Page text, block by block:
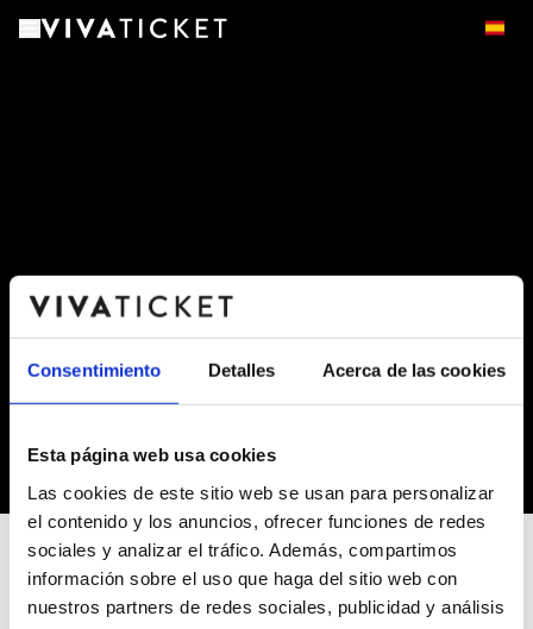
Consentimiento Detalles Acerca de las cookies
Esta página web usa cookies
Las cookies de este sitio web se usan para personalizar
el contenido y los anuncios, ofrecer funciones de redes
sociales y analizar el tráfico. Además, compartimos
información sobre el uso que haga del sitio web con
nuestros partners de redes sociales, publicidad y análisis
No hay eventos disponibles